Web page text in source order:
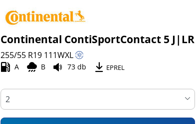
Continental ContiSportContact 5 J|LR
255/55 R19 111WXL
A B 73 db EPREL